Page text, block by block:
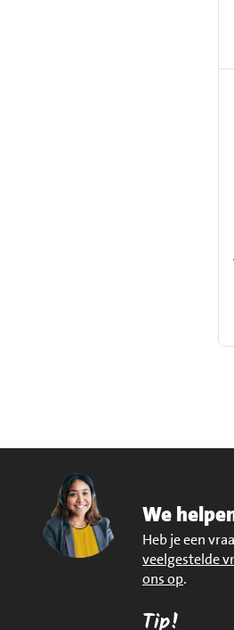
We
Heb je een
veelgestelde
ons op.
Tip!